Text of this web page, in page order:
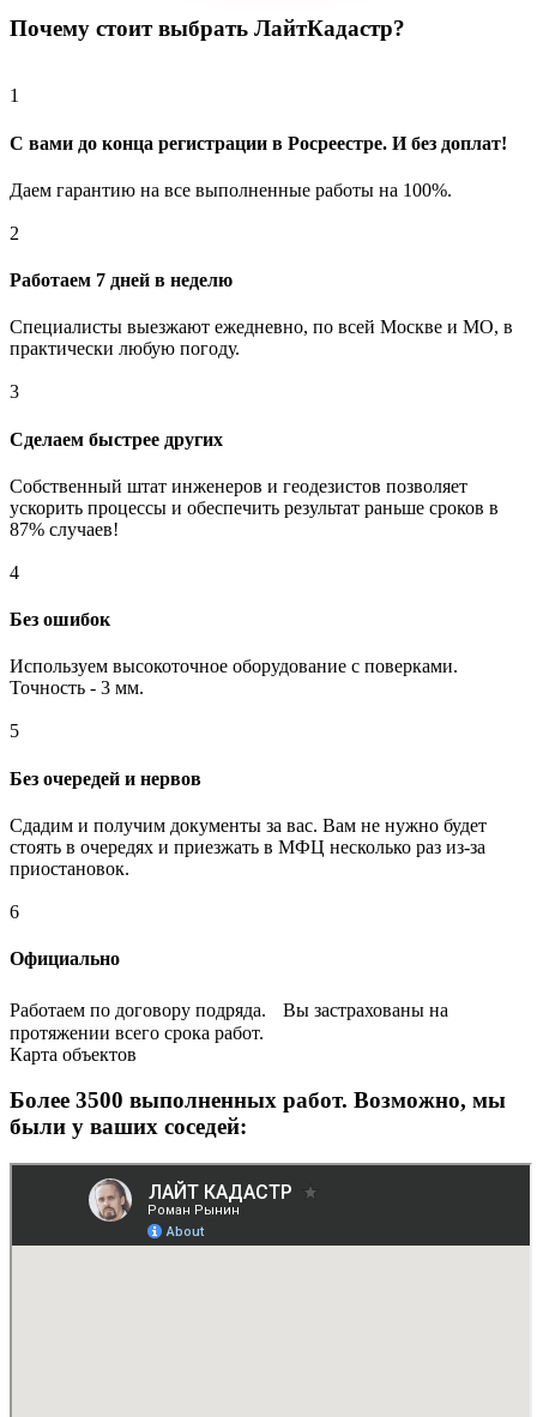
Почему стоит выбрать ЛайтКадастр?
1
С вами до конца регистрации в Росреестре. И без доплат!
Даем гарантию на все выполненные работы на 100%.
2
Работаем 7 дней в неделю
Специалисты выезжают ежедневно, по всей Москве и МО, в
практически любую погоду.
3
Сделаем быстрее других
Собственный штат инженеров и геодезистов позволяет
ускорить процессы и обеспечить результат раньше сроков в
87% случаев!
4
Без ошибок
Используем высокоточное оборудование с поверками.
Точность - 3 мм.
5
Без очередей и нервов
Сдадим и получим документы за вас. Вам не нужно будет
стоять в очередях и приезжать в МФЦ несколько раз из-за
приостановок.
6
Официально
Работаем по договору подряда. Вы застрахованы на
протяжении всего срока работ.
Карта объектов
Более 3500 выполненных работ. Возможно, мы
были у ваших соседей: